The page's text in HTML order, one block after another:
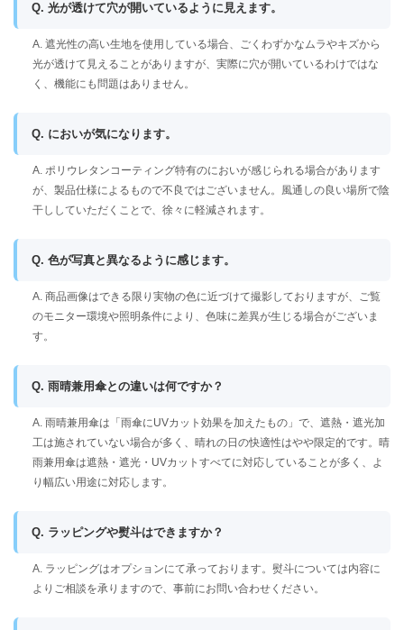
Q. 光が透けて穴が開いているように見えます。
A. 遮光性の高い生地を使用している場合、ごくわずかなムラやキズから
光が透けて見えることがありますが、実際に穴が開いているわけではな
く、機能にも問題はありません。
Q. においが気になります。
A. ポリウレタンコーティング特有のにおいが感じられる場合があります
が、製品仕様によるもので不良ではございません。風通しの良い場所で陰
干ししていただくことで、徐々に軽減されます。
Q. 色が写真と異なるように感じます。
A. 商品画像はできる限り実物の色に近づけて撮影しておりますが、ご覧
のモニター環境や照明条件により、色味に差異が生じる場合がございま
す。
Q. 雨晴兼用傘との違いは何ですか？
A. 雨晴兼用傘は「雨傘にUVカット効果を加えたもの」で、遮熱・遮光加
工は施されていない場合が多く、晴れの日の快適性はやや限定的です。晴
雨兼用傘は遮熱・遮光・UVカットすべてに対応していることが多く、よ
り幅広い用途に対応します。
Q. ラッピングや熨斗はできますか？
A. ラッピングはオプションにて承っております。熨斗については内容に
よりご相談を承りますので、事前にお問い合わせください。